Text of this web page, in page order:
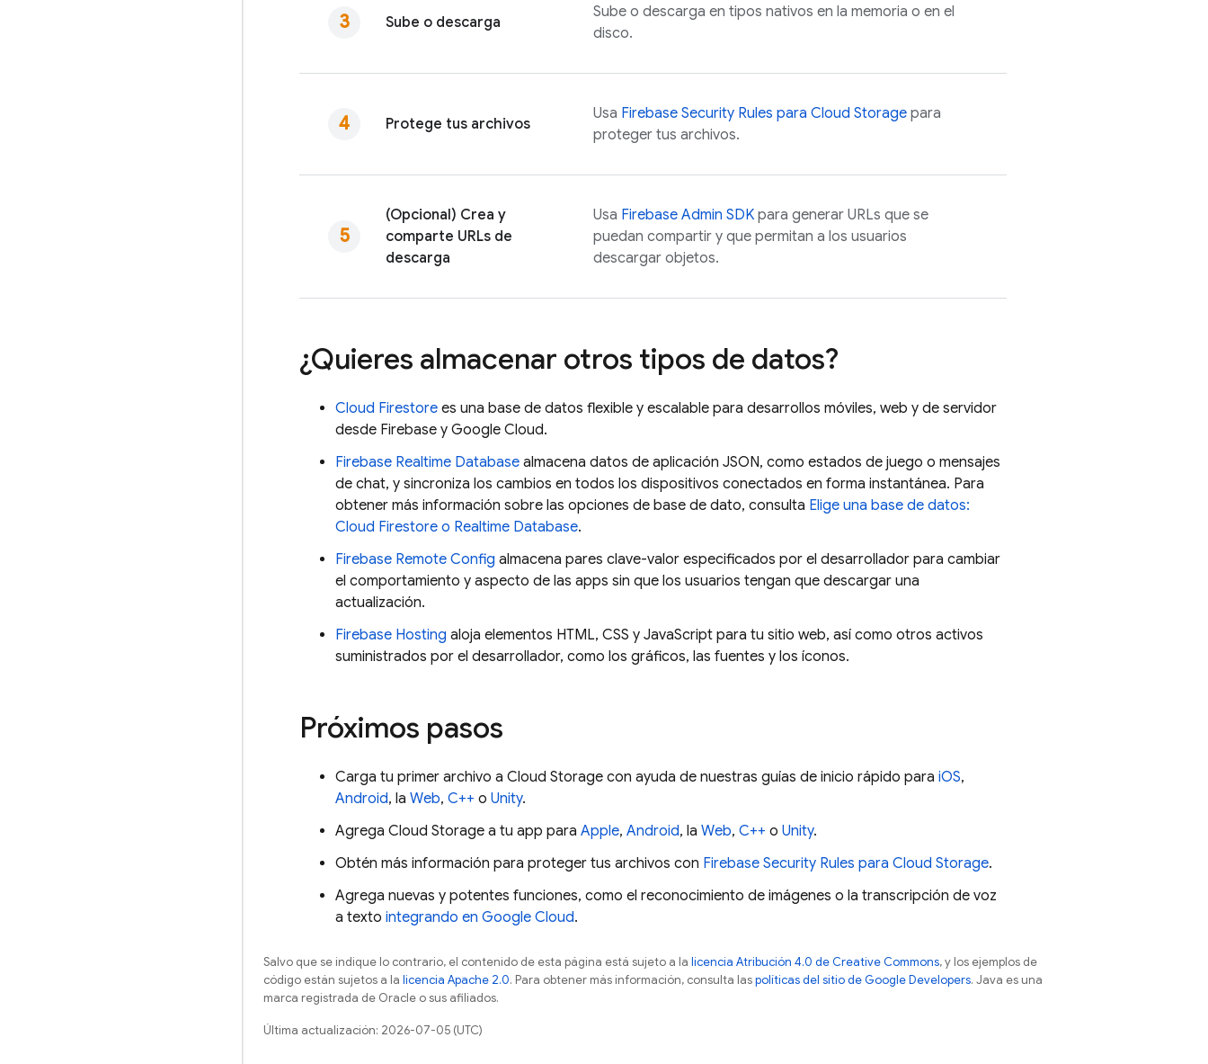
Sube o descarga
Sube o descarga en tipos nativos en la memoria o en el
disco.
Protege tus archivos
Usa Firebase Security Rules para Cloud Storage para
proteger tus archivos.
(Opcional) Crea y
comparte URLs de
descarga
Usa Firebase Admin SDK para generar URLs que se
puedan compartir y que permitan a los usuarios
descargar objetos.
¿Quieres almacenar otros tipos de datos?
Cloud Firestore es una base de datos flexible y escalable para desarrollos móviles, web y de servidor
desde Firebase y Google Cloud.
Firebase Realtime Database almacena datos de aplicación JSON, como estados de juego o mensajes
de chat, y sincroniza los cambios en todos los dispositivos conectados en forma instantánea. Para
obtener más información sobre las opciones de base de dato, consulta Elige una base de datos:
Cloud Firestore o Realtime Database.
Firebase Remote Config almacena pares clave-valor especificados por el desarrollador para cambiar
el comportamiento y aspecto de las apps sin que los usuarios tengan que descargar una
actualización.
Firebase Hosting aloja elementos HTML, CSS y JavaScript para tu sitio web, así como otros activos
suministrados por el desarrollador, como los gráficos, las fuentes y los íconos.
Próximos pasos
Carga tu primer archivo a Cloud Storage con ayuda de nuestras guías de inicio rápido para iOS,
Android, la Web, C++ o Unity.
Agrega Cloud Storage a tu app para Apple, Android, la Web, C++ o Unity.
Obtén más información para proteger tus archivos con Firebase Security Rules para Cloud Storage.
Agrega nuevas y potentes funciones, como el reconocimiento de imágenes o la transcripción de voz
a texto integrando en Google Cloud.
Salvo que se indique lo contrario, el contenido de esta página está sujeto a la licencia Atribución 4.0 de Creative Commons, y los ejemplos de
código están sujetos a la licencia Apache 2.0. Para obtener más información, consulta laspolíticas del sitio de Google Developers. Java es una
marca registrada de Oracle o sus afiliados.
Última actualización: 2026-07-05 (UTC)